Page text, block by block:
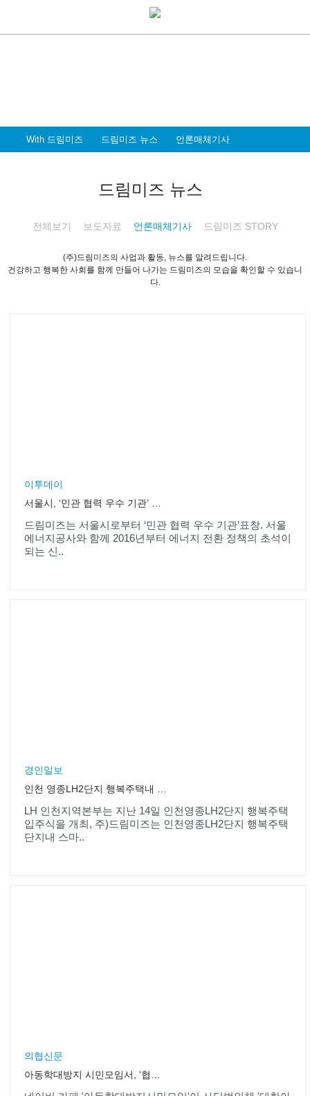
With 드림미즈 드림미즈 뉴스 언론매체기사
드림미즈 뉴스
전체보기 보도자료 언론매체기사 드림미즈 STORY
(주)드림미즈의 사업과 활동, 뉴스를 알려드립니다.
건강하고 행복한 사회를 함께 만들어 나가는 드림미즈의 모습을 확인할 수 있습니
다.
이투데이
드림미즈는 서울시로부터 ‘민관 협력 우수 기관’표창. 서울
에너지공사와 함께 2016년부터 에너지 전환 정책의 초석이
되는 신..
경인일보
LH 인천지역본부는 지난 14일 인천영종LH2단지 행복주택
입주식을 개최, 주)드림미즈는 인천영종LH2단지 행복주택
단지내 스마..
의협신문